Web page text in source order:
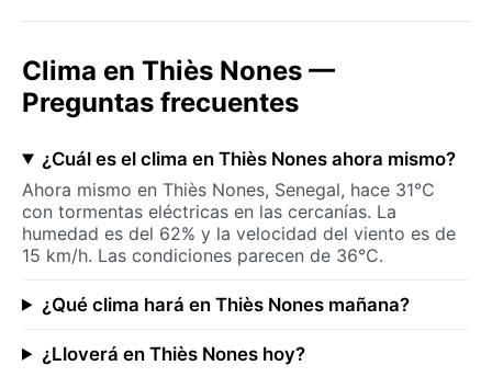
Clima en Thiès Nones —
Preguntas frecuentes
¿Cuál es el clima en Thiès Nones ahora mismo?
Ahora mismo en Thiès Nones, Senegal, hace 31°C
con tormentas eléctricas en las cercanías. La
humedad es del 62% y la velocidad del viento es de
15 km/h. Las condiciones parecen de 36°C.
¿Qué clima hará en Thiès Nones mañana?
¿Lloverá en Thiès Nones hoy?